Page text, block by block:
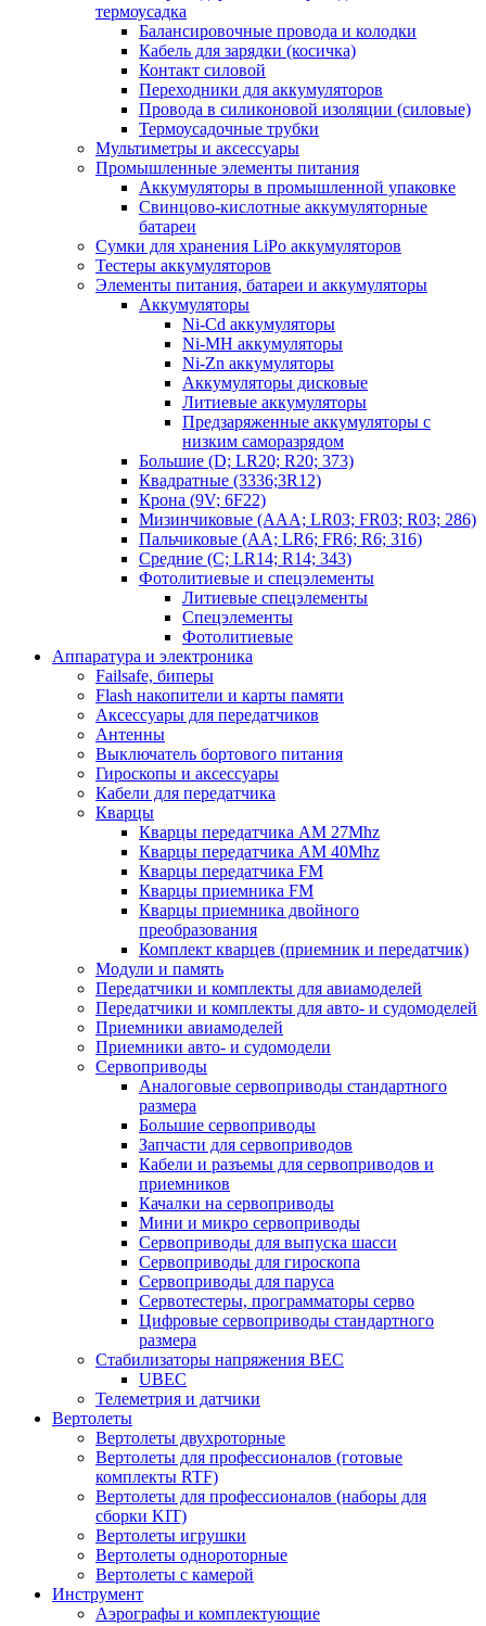
термоусадка
Балансировочные провода и колодки
Кабель для зарядки (косичка)
Контакт силовой
Переходники для аккумуляторов
Провода в силиконовой изоляции (силовые)
Термоусадочные трубки
Мультиметры и аксессуары
Промышленные элементы питания
Аккумуляторы в промышленной упаковке
Свинцово-кислотные аккумуляторные
батареи
Сумки для хранения LiPo аккумуляторов
Тестеры аккумуляторов
Элементы питания, батареи и аккумуляторы
Аккумуляторы
Ni-Cd аккумуляторы
Ni-MH аккумуляторы
Ni-Zn аккумуляторы
Аккумуляторы дисковые
Литиевые аккумуляторы
Предзаряженные аккумуляторы с
низким саморазрядом
Большие (D; LR20; R20; 373)
Квадратные (3336;3R12)
Крона (9V; 6F22)
Мизинчиковые (AAA; LR03; FR03; R03; 286)
Пальчиковые (AA; LR6; FR6; R6; 316)
Средние (C; LR14; R14; 343)
Фотолитиевые и спецэлементы
Литиевые спецэлементы
Спецэлементы
Фотолитиевые
Аппаратура и электроника
Failsafe, биперы
Flash накопители и карты памяти
Аксессуары для передатчиков
Антенны
Выключатель бортового питания
Гироскопы и аксессуары
Кабели для передатчика
Кварцы
Кварцы передатчика AM 27Mhz
Кварцы передатчика AM 40Mhz
Кварцы передатчика FM
Кварцы приемника FM
Кварцы приемника двойного
преобразования
Комплект кварцев (приемник и передатчик)
Модули и память
Передатчики и комплекты для авиамоделей
Передатчики и комплекты для авто- и судомоделей
Приемники авиамоделей
Приемники авто- и судомодели
Сервоприводы
Аналоговые сервоприводы стандартного
размера
Большие сервоприводы
Запчасти для сервоприводов
Кабели и разъемы для сервоприводов и
приемников
Качалки на сервоприводы
Мини и микро сервоприводы
Сервоприводы для выпуска шасси
Сервоприводы для гироскопа
Сервоприводы для паруса
Сервотестеры, программаторы серво
Цифровые сервоприводы стандартного
размера
Стабилизаторы напряжения BEC
UBEC
Телеметрия и датчики
Вертолеты
Вертолеты двухроторные
Вертолеты для профессионалов (готовые
комплекты RTF)
Вертолеты для профессионалов (наборы для
сборки KIT)
Вертолеты игрушки
Вертолеты однороторные
Вертолеты с камерой
Инструмент
Аэрографы и комплектующие